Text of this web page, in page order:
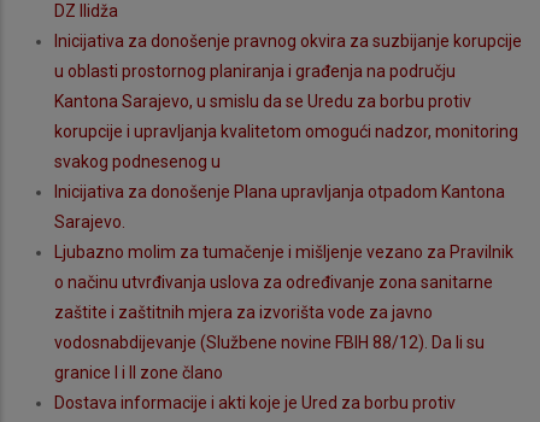
DZ Ilidža
Inicijativa za donošenje pravnog okvira za suzbijanje korupcije
u oblasti prostornog planiranja i građenja na području
Kantona Sarajevo, u smislu da se Uredu za borbu protiv
korupcije i upravljanja kvalitetom omogući nadzor, monitoring
svakog podnesenog u
Inicijativa za donošenje Plana upravljanja otpadom Kantona
Sarajevo.
Ljubazno molim za tumačenje i mišljenje vezano za Pravilnik
o načinu utvrđivanja uslova za određivanje zona sanitarne
zaštite i zaštitnih mjera za izvorišta vode za javno
vodosnabdijevanje (Službene novine FBIH 88/12). Da li su
granice I i II zone člano
Dostava informacije i akti koje je Ured za borbu protiv